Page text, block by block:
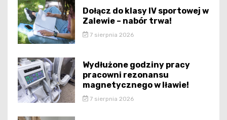
Dołącz do klasy IV sportowej w
Zalewie – nabór trwa!
7 sierpnia 2026
Wydłużone godziny pracy
pracowni rezonansu
magnetycznego w Iławie!
7 sierpnia 2026